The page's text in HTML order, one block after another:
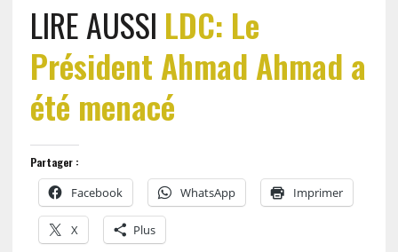
LIRE AUSSI LDC: Le
Président Ahmad Ahmad a
été menacé
Partager :
Facebook WhatsApp Imprimer
X Plus